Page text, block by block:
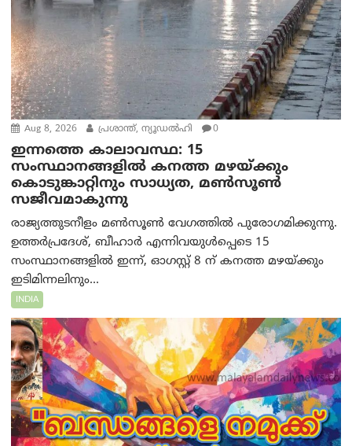
Aug 8, 2026 പ്രശാന്ത്, ന്യൂഡല്‍ഹി 0
ഇന്നത്തെ കാലാവസ്ഥ: 15
സംസ്ഥാനങ്ങളിൽ കനത്ത മഴയ്ക്കും
കൊടുങ്കാറ്റിനും സാധ്യത, മൺസൂൺ
സജീവമാകുന്നു
രാജ്യത്തുടനീളം മൺസൂൺ വേഗത്തിൽ പുരോഗമിക്കുന്നു.
ഉത്തർപ്രദേശ്, ബീഹാർ എന്നിവയുൾപ്പെടെ 15
സംസ്ഥാനങ്ങളിൽ ഇന്ന്, ഓഗസ്റ്റ് 8 ന് കനത്ത മഴയ്ക്കും
ഇടിമിന്നലിനും...
INDIA